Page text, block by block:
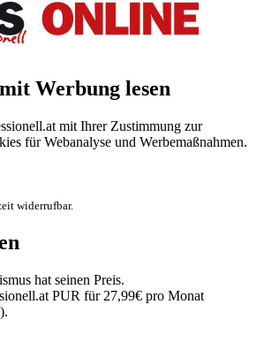
Werbung lesen
mit Ihrer Zustimmung zur
für Webanalyse und Werbemaßnahmen.
widerrufbar.
hat seinen Preis.
PUR für 27,99€ pro Monat